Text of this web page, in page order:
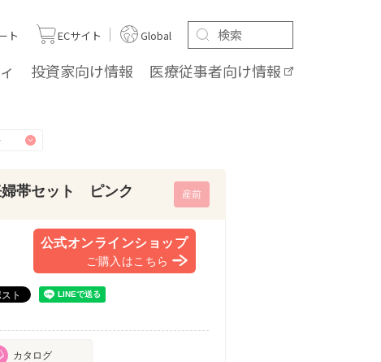
投資家向け情報 医療従事者向け情報
ト ECサイト Global
婦帯セット ピンク 産前
公式オンラインショップ
ご購入はこちら
カタログ